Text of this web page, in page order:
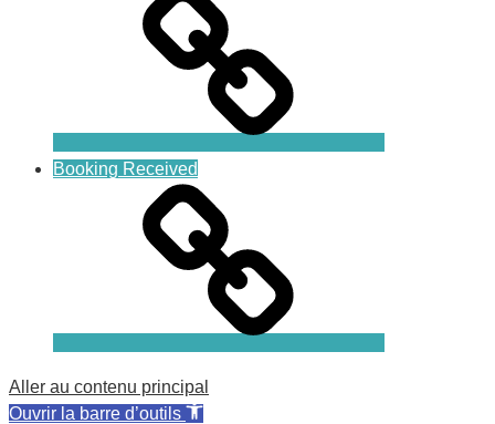
Booking Received
Aller au contenu principal
Ouvrir la barre d’outils